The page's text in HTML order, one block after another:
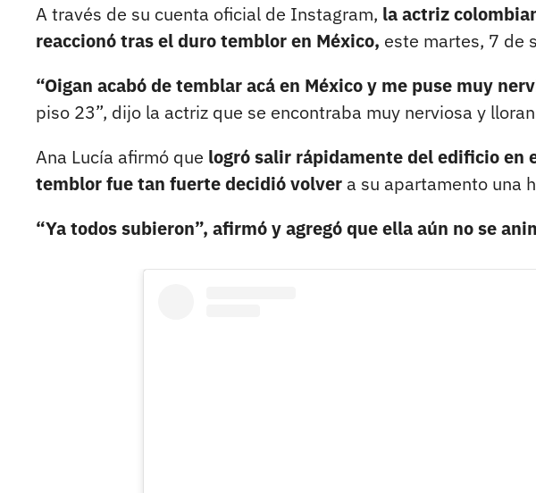
A través de su cuenta oficial de Instagram, la actriz
reaccionó tras el duro temblor en México, este martes, 7 de
“Oigan acabó de temblar acá en México y me puse muy
piso 23”, dijo la actriz que se encontraba muy nerviosa y
Ana Lucía afirmó que logró salir rápidamente del edificio en
temblor fue tan fuerte decidió volver a su apartamento una
“Ya todos subieron”, afirmó y agregó que ella aún no se